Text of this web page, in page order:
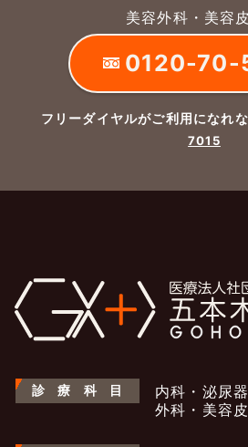
美容外科・美容
0120-70-
フリーダイヤルがご利用になれ
7015
診 療 科 目
内科・泌尿
外科・美容